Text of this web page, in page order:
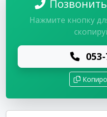
Нажмите кнопку